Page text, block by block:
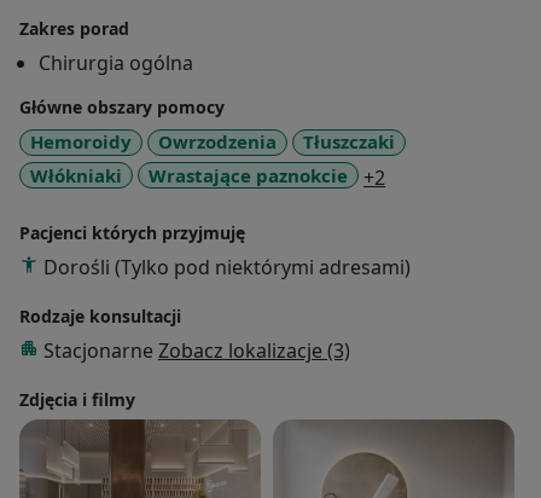
umiejętności.
Zakres porad
Chirurgia ogólna
Główne obszary pomocy
Hemoroidy Owrzodzenia
Tłuszczaki
Włókniaki
Wrastające paznokcie +2
Pacjenci których przyjmuję
Dorośli (Tylko pod niektórymi adresami)
Rodzaje konsultacji
Stacjonarne Zobacz lokalizacje (3)
Zdjęcia i filmy